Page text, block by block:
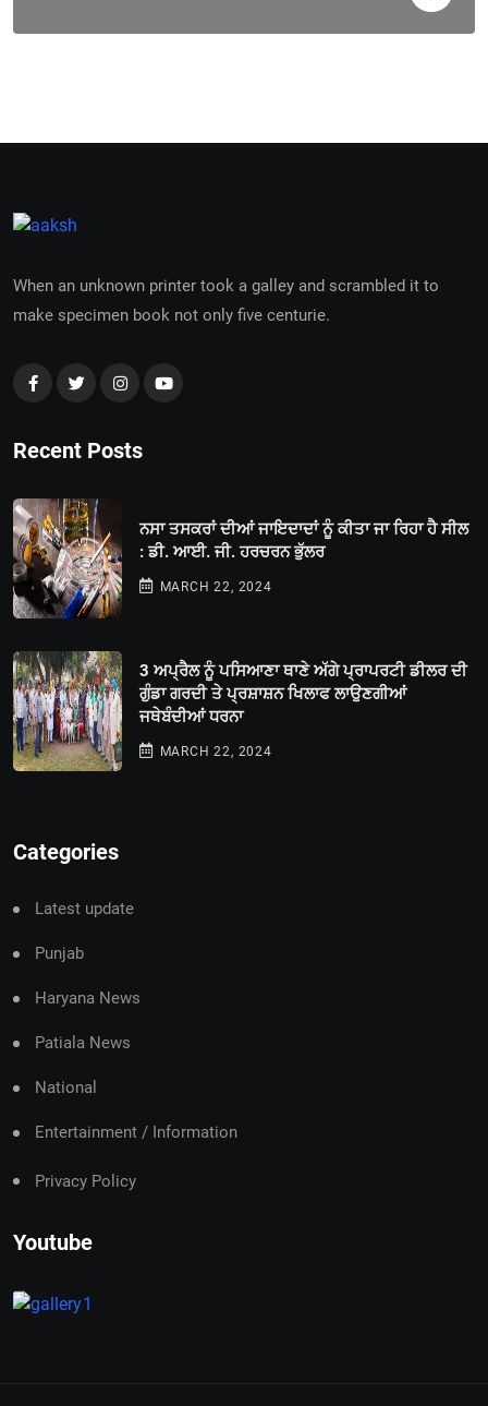
When an unknown printer took a galley and scrambled it to
make specimen book not only five centurie.
Recent Posts
ਨਸਾ ਤਸਕਰਾਂ ਦੀਆਂ ਜਾਇਦਾਦਾਂ ਨੂੰ ਕੀਤਾ ਜਾ ਰਿਹਾ ਹੈ ਸੀਲ
: ਡੀ. ਆਈ. ਜੀ. ਹਰਚਰਨ ਭੁੱਲਰ
MARCH 22, 2024
3 ਅਪ੍ਰੈਲ ਨੂੰ ਪਸਿਆਣਾ ਥਾਣੇ ਅੱਗੇ ਪ੍ਰਾਪਰਟੀ ਡੀਲਰ ਦੀ
ਗੁੰਡਾ ਗਰਦੀ ਤੇ ਪ੍ਰਸ਼ਾਸ਼ਨ ਖਿਲਾਫ ਲਾਉਣਗੀਆਂ
ਜਥੇਬੰਦੀਆਂ ਧਰਨਾ
MARCH 22, 2024
Categories
Latest update
Punjab
Haryana News
Patiala News
National
Entertainment / Information
Privacy Policy
Youtube